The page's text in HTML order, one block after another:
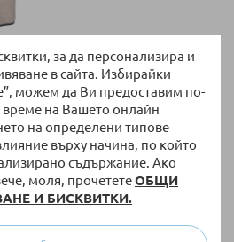
за да персонализира и
в сайта. Избирайки
можем да Ви предоставим по-
на Вашето онлайн
на определени типове
върху начина, по който
съдържание. Ако
моля, прочететеОБЩИ
И БИСКВИТКИ.